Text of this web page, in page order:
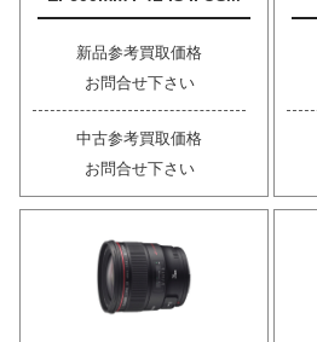
新品参考買取価格
お問合せ下さい
中古参考買取価格
お問合せ下さい